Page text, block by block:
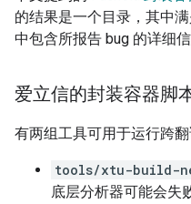
的结果是一个目录，其中
中包含所报告 bug 的详细信
爱立信的封装容器脚
有两组工具可用于运行跨翻
tools/xtu-build-
底层分析器可能会失